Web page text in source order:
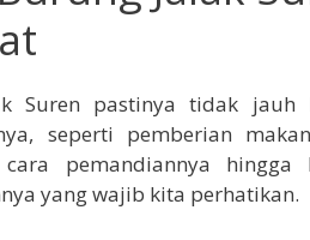
Suren pastinya tidak jauh
seperti pemberian
pemandiannya hingga
yang wajib kita perhatikan.